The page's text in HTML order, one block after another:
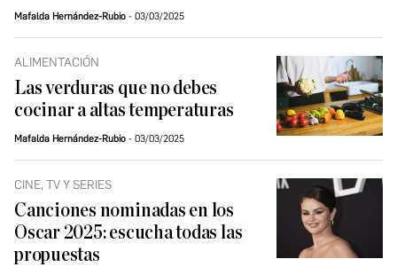
Mafalda Hernández-Rubio 03/03/2025
ALIMENTACIÓN
Las verduras que no debes
cocinar a altas temperaturas
Mafalda Hernández-Rubio 03/03/2025
CINE, TV Y SERIES
Canciones nominadas en los
Oscar 2025: escucha todas las
propuestas